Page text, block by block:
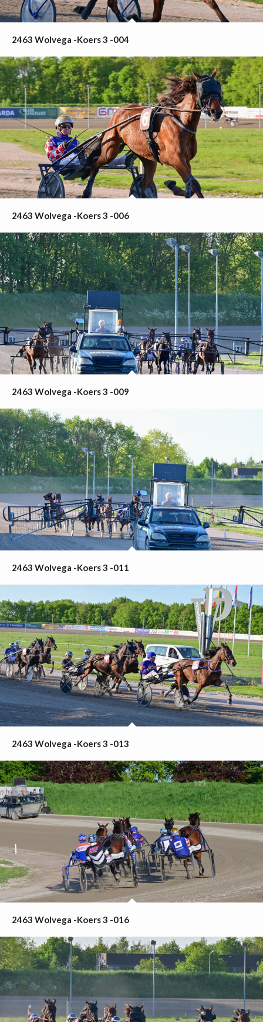
2463 Wolvega -Koers 3 -004
2463 Wolvega -Koers 3 -006
2463 Wolvega -Koers 3 -009
2463 Wolvega -Koers 3 -011
2463 Wolvega -Koers 3 -013
2463 Wolvega -Koers 3 -016